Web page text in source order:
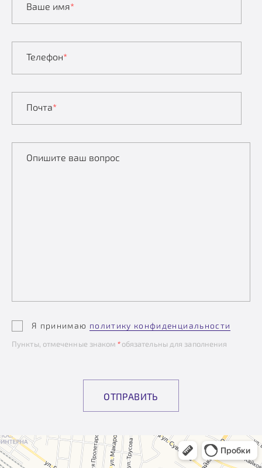
Ваше имя*
Телефон*
Почта*
Опишите ваш вопрос
Я принимаю политику конфиденциальности
Пункты, отмеченные знаком *обязательны для заполнения
ОТПРАВИТЬ